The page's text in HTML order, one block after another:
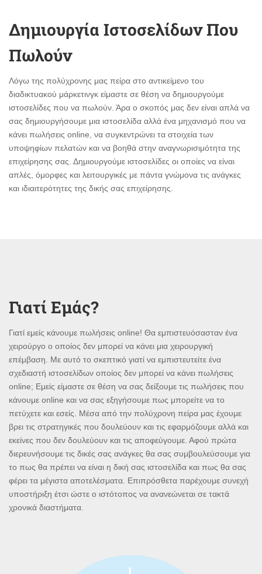
Δημιουργία Ιστοσελίδων Που
Πωλούν
Λόγω της πολύχρονης μας πείρα στο αντικείμενο του
διαδικτυακού μάρκετινγκ είμαστε σε θέση να δημιουργούμε
ιστοσελίδες που να πωλούν. Άρα ο σκοπός μας δεν είναι απλά να
σας δημιουργήσουμε μια ιστοσελίδα αλλά ένα μηχανισμό που να
κάνει πωλήσεις online, να συγκεντρώνει τα στοιχεία των
υποψηφίων πελατών και να βοηθά στην αναγνωρισιμότητα της
επιχείρησης σας. Δημιουργούμε ιστοσελίδες οι οποίες να είναι
απλές, όμορφες και λειτουργικές με πάντα γνώμονα τις ανάγκες
και ιδιαιτερότητες της δικής σας επιχείρησης.
Γιατί Εμάς?
Γιατί εμείς κάνουμε πωλήσεις online! Θα εμπιστευόσασταν ένα
χειρούργο ο οποίος δεν μπορεί να κάνει μια χειρουργική
επέμβαση. Με αυτό το σκεπτικό γιατί να εμπιστευτείτε ένα
σχεδιαστή ιστοσελίδων οποίος δεν μπορεί να κάνει πωλήσεις
online; Εμείς είμαστε σε θέση να σας δείξουμε τις πωλήσεις που
κάνουμε online και να σας εξηγήσουμε πως μπορείτε να το
πετύχετε και εσείς. Μέσα από την πολύχρονη πείρα μας έχουμε
βρει τις στρατηγικές που δουλεύουν και τις εφαρμόζουμε αλλά και
εκείνες που δεν δουλεύουν και τις αποφεύγουμε. Αφού πρώτα
διερευνήσουμε τις δικές σας ανάγκες θα σας συμβουλεύσουμε για
το πως θα πρέπει να είναι η δική σας ιστοσελίδα και πως θα σας
φέρει τα μέγιστα αποτελέσματα. Επιπρόσθετα παρέχουμε συνεχή
υποστήριξη έτσι ώστε ο ιστότοπος να ανανεώνεται σε τακτά
χρονικά διαστήματα.